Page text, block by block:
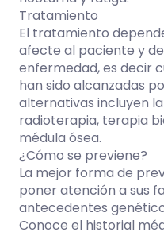
Tratamiento
El tratamiento
afecte al paciente y
enfermedad, es decir
han sido alcanzadas
alternativas incluyen
radioterapia, terapia
médula ósea.
¿Cómo se previene?
La mejor forma de
poner atención a sus
antecedentes
Conoce el historial